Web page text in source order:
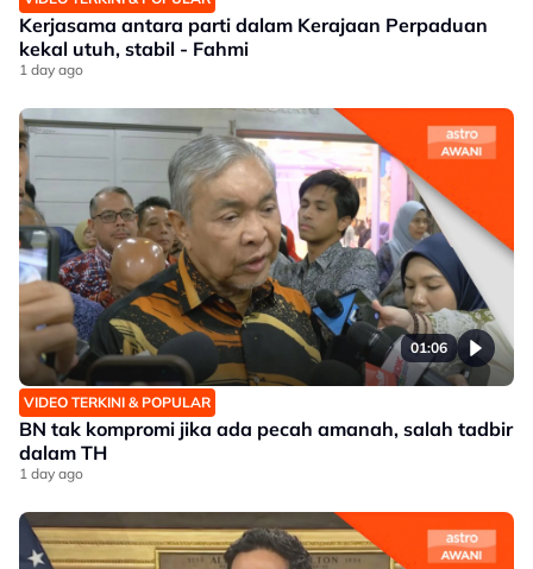
Kerjasama antara parti dalam Kerajaan Perpaduan
kekal utuh, stabil - Fahmi
1 day ago
01:06
VIDEO TERKINI & POPULAR
BN tak kompromi jika ada pecah amanah, salah tadbir
dalam TH
1 day ago